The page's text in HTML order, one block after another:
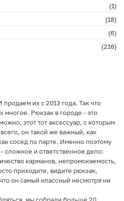
(1)
(18)
(6)
(216)
их с 2013 года. Так что
многое. Рюкзак в городе - это
этот тот аксессуар, с которым
он такой же важный, как
сосед по парте. Именно поэтому
сложное и ответственное дело:
карманов, непромокаемость,
приходите, видите рюкзак,
он самый классный несмотря ни
мы собрали больше 20